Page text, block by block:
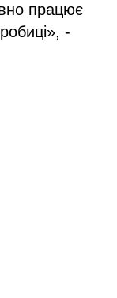
працює
-